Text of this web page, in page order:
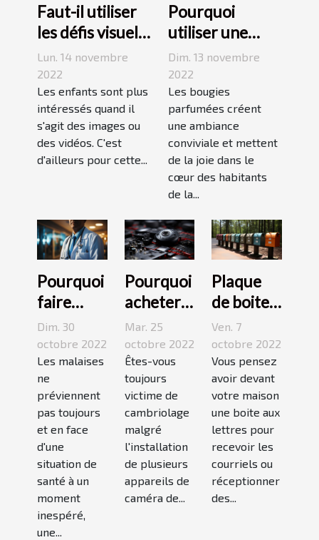
Faut-il utiliser
les défis visuels
pour enseigner
aux enfants ?
Lun. 14 novembre
2022
Les enfants sont plus
intéressés quand il
s'agit des images ou
des vidéos. C'est
d'ailleurs pour cette...
Pourquoi
utiliser une
bougie
parfumée?
Dim. 13 novembre
2022
Les bougies
parfumées créent
une ambiance
conviviale et mettent
de la joie dans le
cœur des habitants
de la...
Pourquoi
faire
appel à
une
maison
médicale
de garde
?
Dim. 30
octobre 2022
Les malaises
ne
préviennent
pas toujours
et en face
d'une
situation de
santé à un
moment
inespéré,
une...
Pourquoi
acheter
une
caméra
espion ?
Mar. 25
octobre 2022
Êtes-vous
toujours
victime de
cambriolage
malgré
l'installation
de plusieurs
appareils de
caméra de...
Plaque
de boite
aux
lettres :3
conseils
pour bien
choisir un
bon
modèle
Ven. 7
octobre 2022
Vous pensez
avoir devant
votre maison
une boite aux
lettres pour
recevoir les
courriels ou
réceptionner
des...